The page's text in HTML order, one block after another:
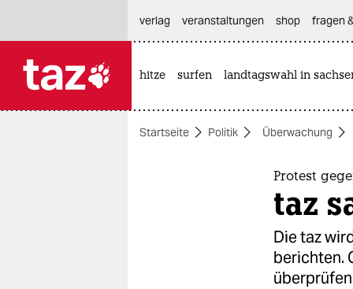
themen
verlag
veranstaltungen shop fragen
hitze surfen landtagswahl in
Startseite Politik Überwachung
Protest
taz
Die taz
berichten.